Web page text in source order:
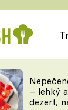
TEĎ
– lehký
dezert,